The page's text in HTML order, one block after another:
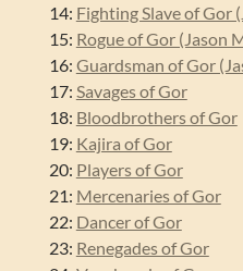
14: Fighting Slave of Gor
15: Rogue of Gor (Jason
16: Guardsman of Gor
17: Savages of Gor
18: Bloodbrothers of Gor
19: Kajira of Gor
20: Players of Gor
21: Mercenaries of Gor
22: Dancer of Gor
23: Renegades of Gor